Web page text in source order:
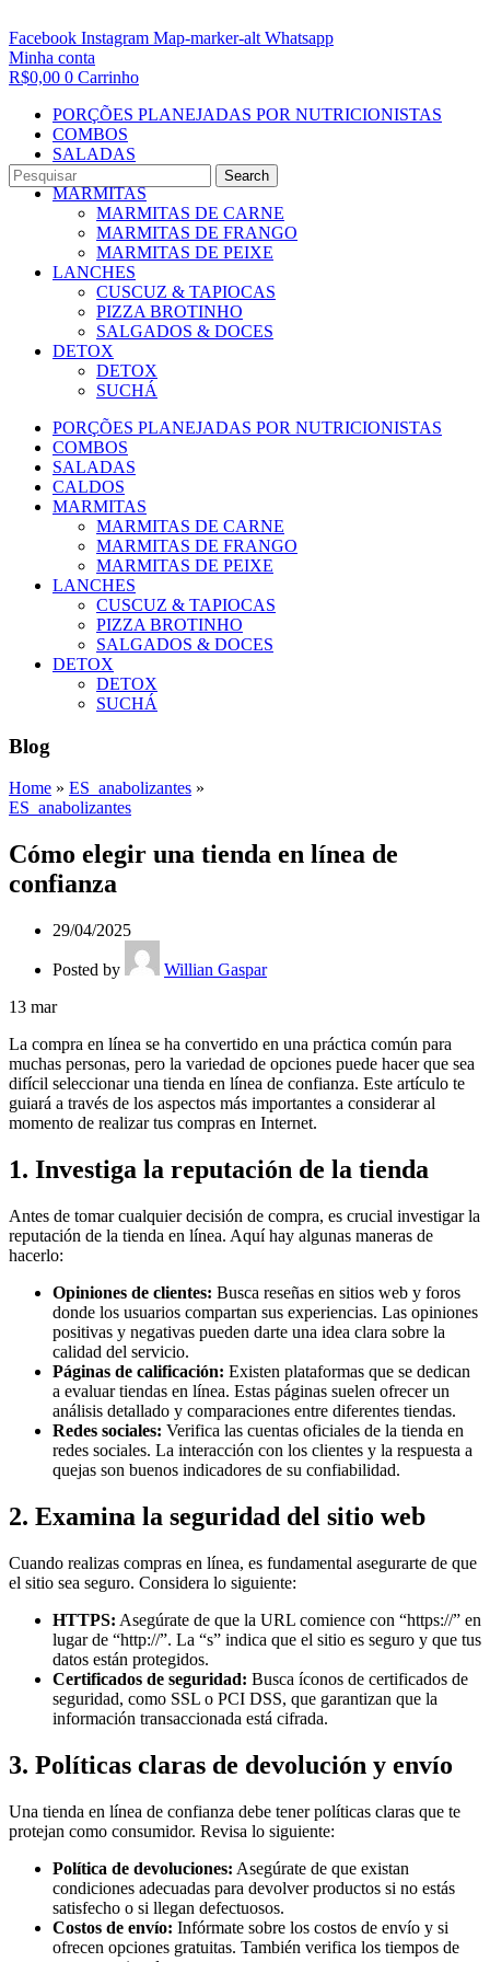
Search
Facebook Instagram Map-marker-alt Whatsapp
Minha conta
R$0,00 0 Carrinho
PORÇÕES PLANEJADAS POR NUTRICIONISTAS​
COMBOS
SALADAS
CALDOS
MARMITAS
MARMITAS DE CARNE
MARMITAS DE FRANGO
MARMITAS DE PEIXE
LANCHES
CUSCUZ & TAPIOCAS
PIZZA BROTINHO
SALGADOS & DOCES
DETOX
DETOX
SUCHÁ
PORÇÕES PLANEJADAS POR NUTRICIONISTAS​
COMBOS
SALADAS
CALDOS
MARMITAS
MARMITAS DE CARNE
MARMITAS DE FRANGO
MARMITAS DE PEIXE
LANCHES
CUSCUZ & TAPIOCAS
PIZZA BROTINHO
SALGADOS & DOCES
DETOX
DETOX
SUCHÁ
Blog
Home » ES_anabolizantes »
ES_anabolizantes
Cómo elegir una tienda en línea de
confianza
29/04/2025
Posted by
Willian Gaspar
13 mar
La compra en línea se ha convertido en una práctica común para
muchas personas, pero la variedad de opciones puede hacer que sea
difícil seleccionar una tienda en línea de confianza. Este artículo te
guiará a través de los aspectos más importantes a considerar al
momento de realizar tus compras en Internet.
1. Investiga la reputación de la tienda
Antes de tomar cualquier decisión de compra, es crucial investigar la
reputación de la tienda en línea. Aquí hay algunas maneras de
hacerlo:
Opiniones de clientes: Busca reseñas en sitios web y foros
donde los usuarios compartan sus experiencias. Las opiniones
positivas y negativas pueden darte una idea clara sobre la
calidad del servicio.
Páginas de calificación: Existen plataformas que se dedican
a evaluar tiendas en línea. Estas páginas suelen ofrecer un
análisis detallado y comparaciones entre diferentes tiendas.
Redes sociales: Verifica las cuentas oficiales de la tienda en
redes sociales. La interacción con los clientes y la respuesta a
quejas son buenos indicadores de su confiabilidad.
2. Examina la seguridad del sitio web
Cuando realizas compras en línea, es fundamental asegurarte de que
el sitio sea seguro. Considera lo siguiente:
HTTPS: Asegúrate de que la URL comience con “https://” en
lugar de “http://”. La “s” indica que el sitio es seguro y que tus
datos están protegidos.
Certificados de seguridad: Busca íconos de certificados de
seguridad, como SSL o PCI DSS, que garantizan que la
información transaccionada está cifrada.
3. Políticas claras de devolución y envío
Una tienda en línea de confianza debe tener políticas claras que te
protejan como consumidor. Revisa lo siguiente:
Política de devoluciones: Asegúrate de que existan
condiciones adecuadas para devolver productos si no estás
satisfecho o si llegan defectuosos.
Costos de envío: Infórmate sobre los costos de envío y si
ofrecen opciones gratuitas. También verifica los tiempos de